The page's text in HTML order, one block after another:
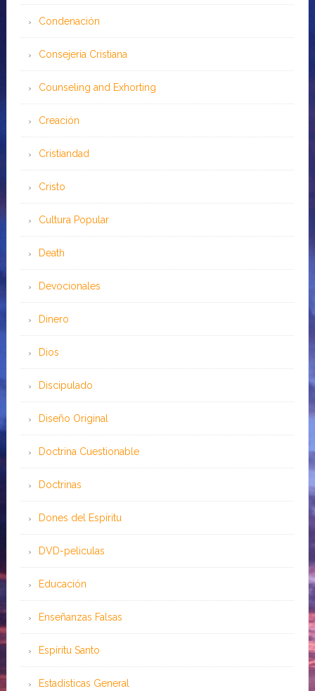
Condenación
Consejería Cristiana
Counseling and Exhorting
Creación
Cristiandad
Cristo
Cultura Popular
Death
Devocionales
Dinero
Dios
Discipulado
Diseño Original
Doctrina Cuestionable
Doctrinas
Dones del Espíritu
DVD-peliculas
Educación
Enseñanzas Falsas
Espíritu Santo
Estadísticas General